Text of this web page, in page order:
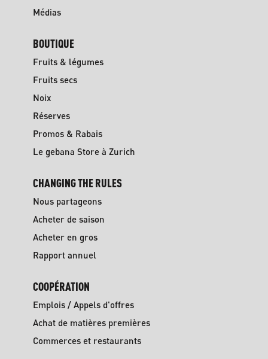
Médias
BOUTIQUE
Fruits & légumes
Fruits secs
Noix
Réserves
Promos & Rabais
Le gebana Store à Zurich
CHANGING THE RULES
Nous partageons
Acheter de saison
Acheter en gros
Rapport annuel
COOPÉRATION
Emplois / Appels d'offres
Achat de matières premières
Commerces et restaurants